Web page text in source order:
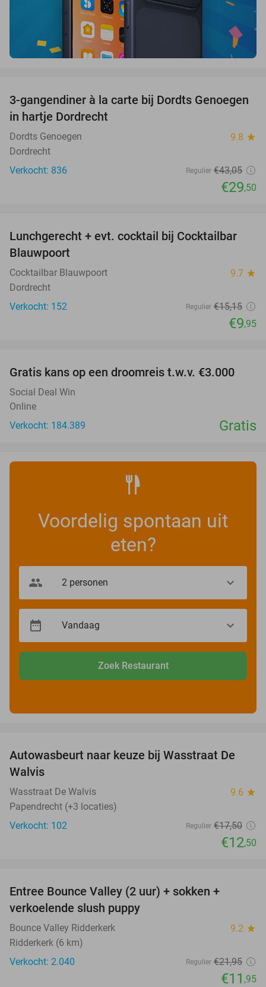
31%
3-gangendiner à la carte bij Dordts Genoegen
in hartje Dordrecht
Dordts Genoegen 9.8 star
Dordrecht
Verkocht: 836
Regulier €43,05
€29,50
34%
Lunchgerecht + evt. cocktail bij Cocktailbar
Blauwpoort
Cocktailbar Blauwpoort 9.7 star
Dordrecht
Verkocht: 152
Regulier €15,15
€9,95
Gratis kans op een droomreis t.w.v. €3.000
Social Deal Win
Online
Verkocht: 184.389
Gratis
Voordelig spontaan uit
eten?
Zoek Restaurant
29%
Autowasbeurt naar keuze bij Wasstraat De
Walvis
Wasstraat De Walvis 9.6 star
Papendrecht (+3 locaties)
Verkocht: 102
Regulier €17,50
€12,50
Entree Bounce Valley (2 uur) + sokken +
verkoelende slush puppy
Bounce Valley Ridderkerk 9.2 star
Ridderkerk (6 km)
Verkocht: 2.040
Regulier €21,95
€11 ,95